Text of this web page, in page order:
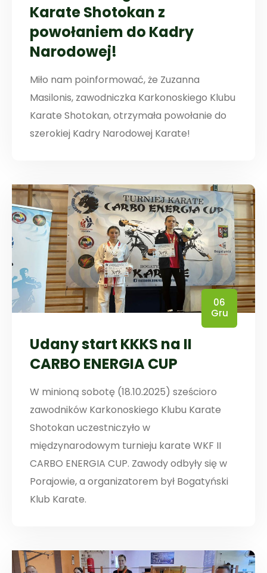
Karate Shotokan z
powołaniem do Kadry
Narodowej!
Miło nam poinformować, że Zuzanna
Masilonis, zawodniczka Karkonoskiego Klubu
Karate Shotokan, otrzymała powołanie do
szerokiej Kadry Narodowej Karate!
06
Gru
Udany start KKKS na II
CARBO ENERGIA CUP
W minioną sobotę (18.10.2025) sześcioro
zawodników Karkonoskiego Klubu Karate
Shotokan uczestniczyło w
międzynarodowym turnieju karate WKF II
CARBO ENERGIA CUP. Zawody odbyły się w
Porajowie, a organizatorem był Bogatyński
Klub Karate.